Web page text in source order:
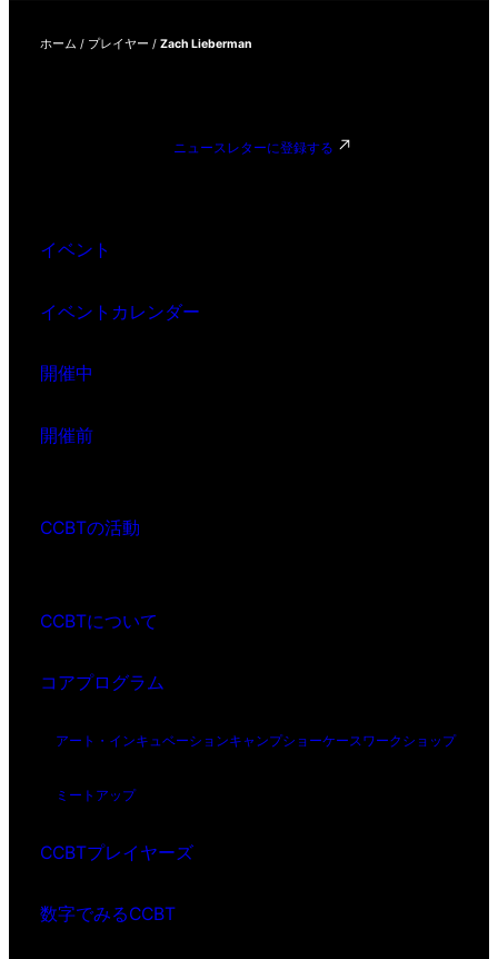
ホーム / プレイヤー / Zach Lieberman
ニュースレターに登録する
イベント
イベントカレンダー
開催中
開催前
CCBTの活動
CCBTについて
コアプログラム
アート・インキュベーションキャンプショーケースワークショップ
ミートアップ
CCBTプレイヤーズ
数字でみるCCBT